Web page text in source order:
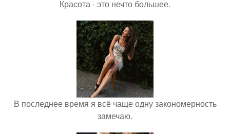
Красота - это нечто большее.
В последнее время я всё чаще одну закономерность
замечаю.